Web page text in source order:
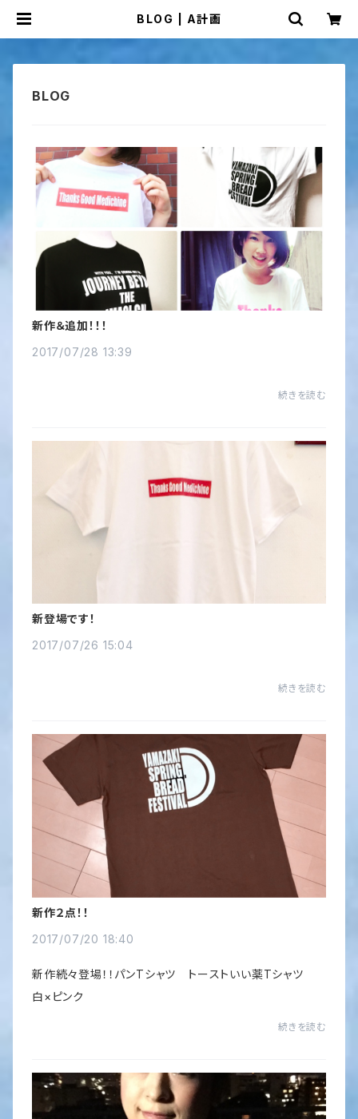
BLOG | A計画
新作＆追加！！！
2017/07/28 13:39
続きを読む
新登場です！
2017/07/26 15:04
続きを読む
新作２点！！
2017/07/20 18:40
新作続々登場！！パンTシャツ トーストいい薬Tシャツ
白×ピンク
続きを読む